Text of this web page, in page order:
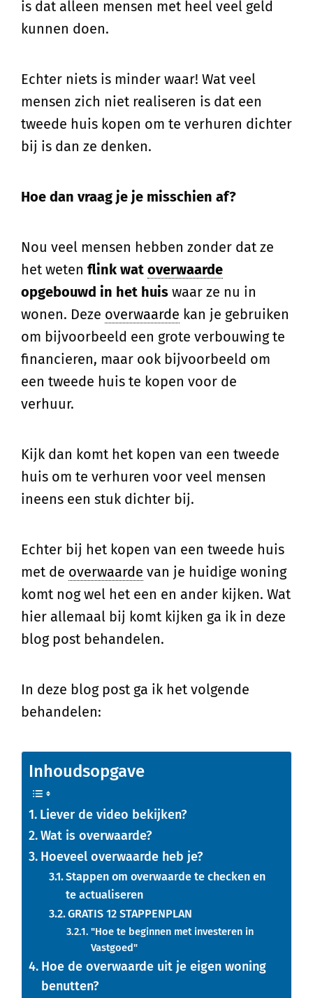
is dat alleen mensen met heel veel geld
kunnen doen.
Echter niets is minder waar! Wat veel
mensen zich niet realiseren is dat een
tweede huis kopen om te verhuren dichter
bij is dan ze denken.
Hoe dan vraag je je misschien af?
Nou veel mensen hebben zonder dat ze
het weten flink wat overwaarde
opgebouwd in het huis waar ze nu in
wonen. Deze overwaarde kan je gebruiken
om bijvoorbeeld een grote verbouwing te
financieren, maar ook bijvoorbeeld om
een tweede huis te kopen voor de
verhuur.
Kijk dan komt het kopen van een tweede
huis om te verhuren voor veel mensen
ineens een stuk dichter bij.
Echter bij het kopen van een tweede huis
met de overwaarde van je huidige woning
komt nog wel het een en ander kijken. Wat
hier allemaal bij komt kijken ga ik in deze
blog post behandelen.
In deze blog post ga ik het volgende
behandelen:
Inhoudsopgave
Liever de video bekijken?
Wat is overwaarde?
Hoeveel overwaarde heb je?
Stappen om overwaarde te checken en
te actualiseren
GRATIS 12 STAPPENPLAN
"Hoe te beginnen met investeren in
Vastgoed"
Hoe de overwaarde uit je eigen woning
benutten?